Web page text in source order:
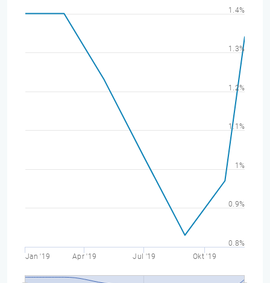
Jan '19 Apr '19 Jul '19 Okt '19
0.8%
0.9%
1%
1.1%
1.2%
1.3%
1.4%